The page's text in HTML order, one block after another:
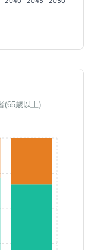
(65歳以上)